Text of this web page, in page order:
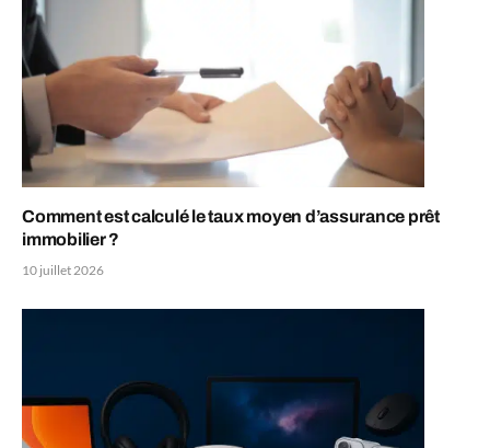
Comment est calculé le taux moyen d’assurance prêt
immobilier ?
10 juillet 2026